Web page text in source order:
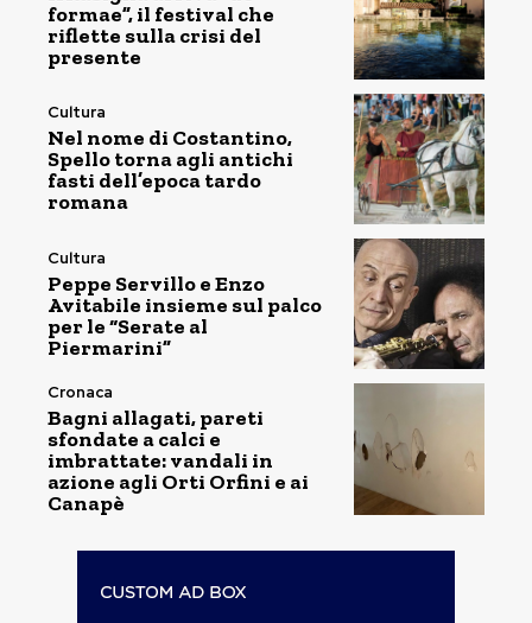
formae”, il festival che
riflette sulla crisi del
presente
Cultura
Nel nome di Costantino,
Spello torna agli antichi
fasti dell’epoca tardo
romana
Cultura
Peppe Servillo e Enzo
Avitabile insieme sul palco
per le “Serate al
Piermarini”
Cronaca
Bagni allagati, pareti
sfondate a calci e
imbrattate: vandali in
azione agli Orti Orfini e ai
Canapè